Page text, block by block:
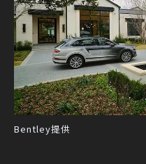
Bentley提供